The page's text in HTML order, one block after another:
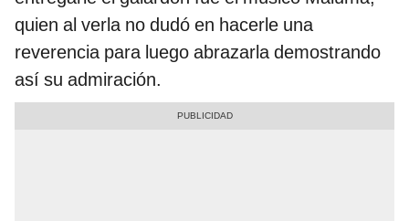
quien al verla no dudó en hacerle una
reverencia para luego abrazarla demostrando
así su admiración.